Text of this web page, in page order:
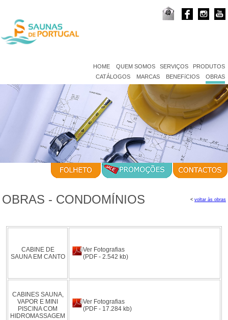
HOME QUEM SOMOS SERVIÇOS
PRODUTOS
CATÁLOGOS
MARCAS BENEFíCIOS OBRAS
OBRAS - CONDOMÍNIOS < voltar às obras
CABINE DE
SAUNA EM CANTO
Ver Fotografias
(PDF - 2.542 kb)
CABINES SAUNA,
VAPOR E MINI
PISCINA COM
HIDROMASSAGEM
Ver Fotografias
(PDF - 17.284 kb)